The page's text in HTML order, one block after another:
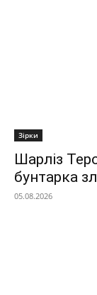
Зірки
Шарліз
бунтарка
05.08.2026